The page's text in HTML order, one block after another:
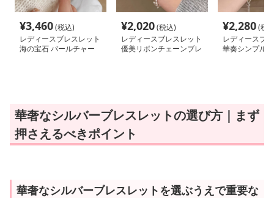
¥3,460(税込)
レディースブレスレット
海の宝石 パールチャー
¥2,020(税込)
レディースブレスレット
優美リボンチェーンブレ
¥2,280(税
レディースブ
華奏シンプル
華奢なシルバーブレスレットの選び方｜まず
押さえるべきポイント
華奢なシルバーブレスレットを選ぶうえで重要な